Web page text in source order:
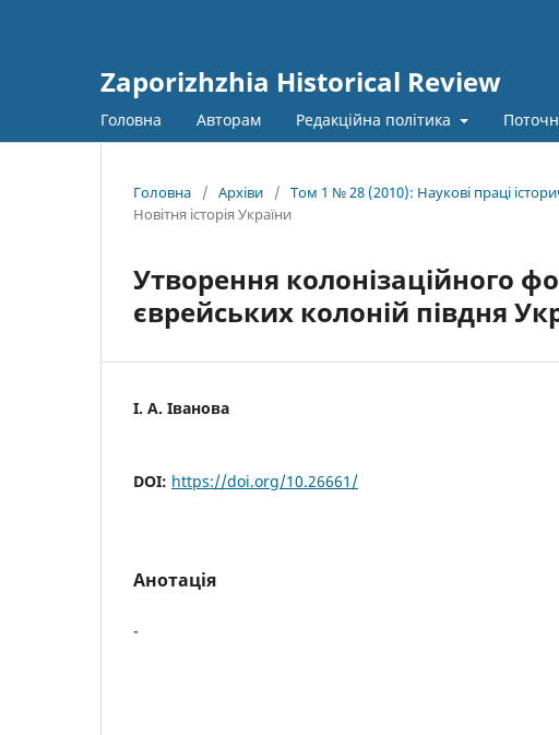
Zaporizhzhia Historical Review
Головна Авторам Редакційна політика
Головна / Архіви / Том 1 № 28 (2010): Наукові праці
Новітня історія України
Утворення колонізаційного
єврейських колоній півдня
І. А. Іванова
DOI: https://doi.org/10.26661/
Анотація
-